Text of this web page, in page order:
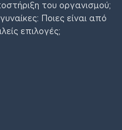
του οργανισμού;
Ποιες είναι από
επιλογές;